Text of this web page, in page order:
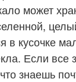
может
в кусочке
Если все
знаешь